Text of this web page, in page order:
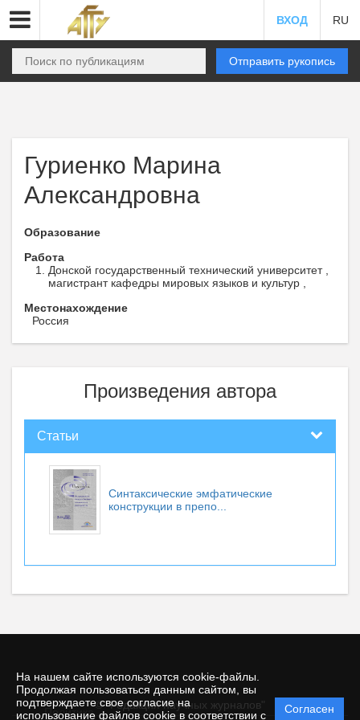
На нашем сайте используются cookie-файлы.
Продолжая пользоваться данным сайтом, вы
подтверждаете свое согласие на
использование файлов cookie в соответствии с
Согласен
ВХОД RU
Отправить рукопись
Гуриенко Марина
Александровна
Образование
Работа
Донской государственный технический университет ,
магистрант кафедры мировых языков и культур ,
Местонахождение
Россия
Произведения автора
Статьи
Синтаксические эмфатические
конструкции в препо...
© "Редакция научных журналов"
Политика